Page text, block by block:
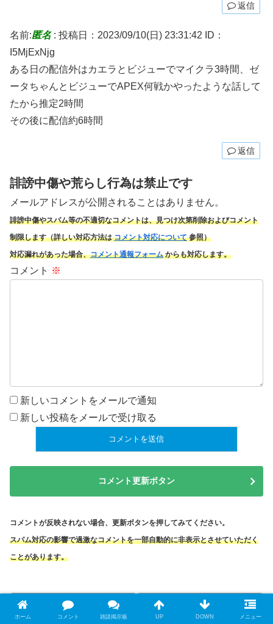
返信
名前:匿名: 投稿日：2023/09/10(日) 23:31:42
ID：
I5MjExNjg
ある日の配信外はカエラとビジューでマイクラ3時間、ゼ
ータちゃんとビジューでAPEX何戦かやったような話して
たから推定2時間
その後に配信約6時間
返信
誹謗中傷や荒らし行為は禁止です
メールアドレスが公開されることはありません。
誹謗中傷やスパム等の不適切なコメントは、見つけ次第削除およびコメント
制限します（詳しい対応方法はコメント対応について参照）
対応漏れがあった場合、コメント通報フォームからも対応します。
コメント ※
新しいコメントをメールで通知
新しい投稿をメールで受け取る
コメント更新ボタン
コメントが反映されない場合、更新ボタンを押してみてください。
スパム対応の影響で過激なコメントを一部自動的に非表示とさせていただく
ことがあります。
ホーム コメント 雑談掲示板 UP DOWN メニュー